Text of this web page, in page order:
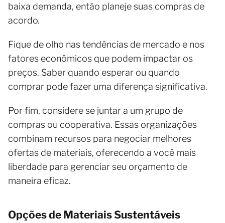
baixa demanda, então planeje suas compras de
acordo.
Fique de olho nas tendências de mercado e nos
fatores econômicos que podem impactar os
preços. Saber quando esperar ou quando
comprar pode fazer uma diferença significativa.
Por fim, considere se juntar a um grupo de
compras ou cooperativa. Essas organizações
combinam recursos para negociar melhores
ofertas de materiais, oferecendo a você mais
liberdade para gerenciar seu orçamento de
maneira eficaz.
Opções de Materiais Sustentáveis